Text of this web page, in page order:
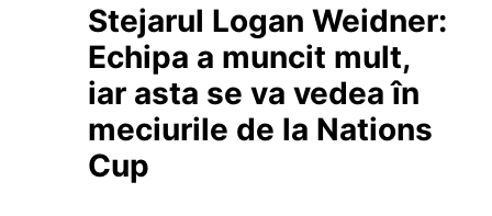
Stejarul Logan Weidner:
Echipa a muncit mult,
iar asta se va vedea în
meciurile de la Nations
Cup